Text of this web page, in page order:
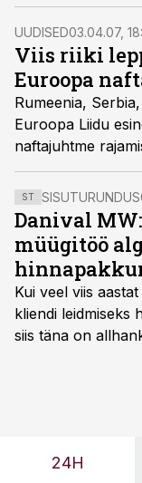
UUDISED03.04.07,
Viis riiki
Euroopa
Rumeenia,
Euroopa Liidu
ST SISUTURUNDUS
Danival
müügitöö
Kui veel viis
kliendi leidmiseks
siis täna on
24H